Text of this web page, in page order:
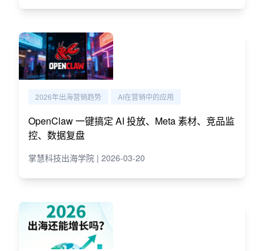
2026年出海营销趋势 AI在营销中的应用
OpenClaw 一键搞定 AI 投放、Meta 素材、竞品监
控、数据复盘
掌慧科技出海学院 | 2026-03-20